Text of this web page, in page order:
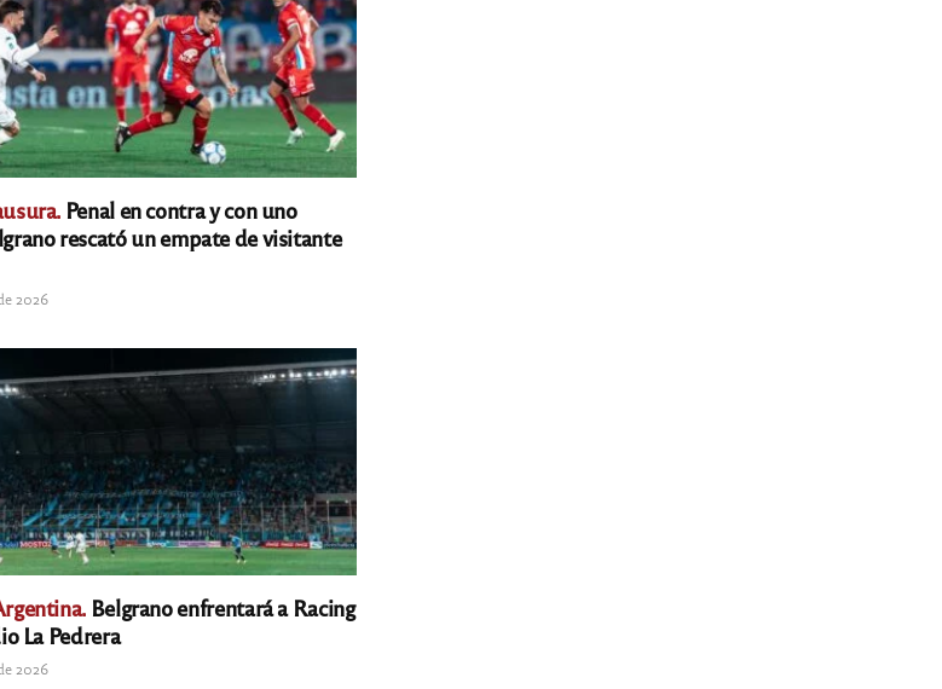
Penal en contra y con uno
rescató un empate de visitante
2026
Belgrano enfrentará a Racing
La Pedrera
2026